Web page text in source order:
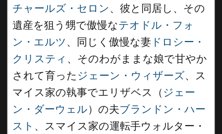
チャールズ・セロン 、彼と同居し、その
遺産を狙う甥で傲慢なテオドル・フォ
ン・エルツ 、同じく傲慢な妻 ドロシー・
クリスティ 、そのわがままな娘で甘やか
されて育った ジェーン・ウィザーズ、ス
マイス家の執事でエリザベス（ ジェー
ン・ダーウェル）の夫ブランドン・ハー
スト 、スマイス家の運転手ウォルター・